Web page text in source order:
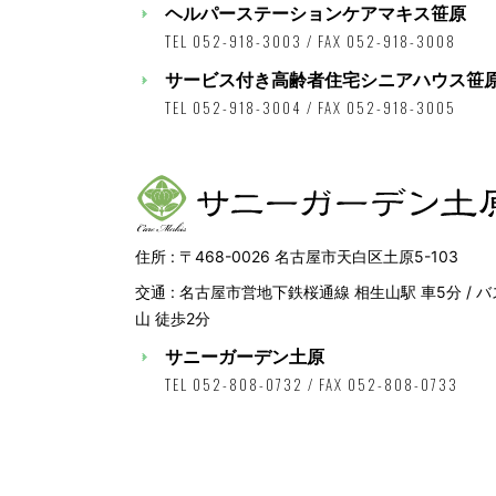
ヘルパーステーションケアマキス笹原
TEL 052-918-3003 / FAX 052-918-3008
サービス付き高齢者住宅シニアハウス笹
TEL 052-918-3004 / FAX 052-918-3005
住所 : 〒468-0026 名古屋市天白区土原5-103
交通 : 名古屋市営地下鉄桜通線 相生山駅 車5分 / バ
山 徒歩2分
サニーガーデン土原
TEL 052-808-0732 / FAX 052-808-0733